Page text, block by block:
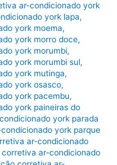
ar-condicionado york
york lapa,
york moema,
york morro doce,
york morumbi,
york morumbi sul,
york mutinga,
york osasco,
york pacembu,
york paineiras do
york parada
york parque
ar-condicionado
ar-condicionado